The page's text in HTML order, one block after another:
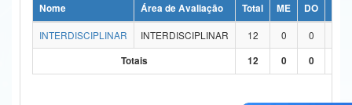
Ministério da Ciência, Tecnologia, Inovações e Comunicações
Ministério do Meio Ambiente
Nome Área de Avaliação Total ME DO
INTERDISCIPLINAR
INTERDISCIPLINAR 12 0 0
Totais
12 0 0